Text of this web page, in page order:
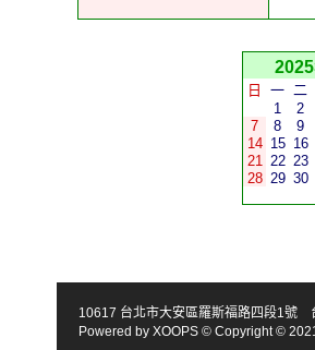
日 一 二
1
2
7
8 9
14 15 16
21 22 23
28 29 30
10617 台北市大安區羅斯福路四段1號
Powered by XOOPS © Copyright ©